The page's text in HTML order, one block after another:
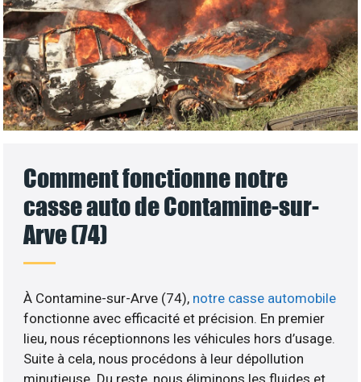
Comment fonctionne notre
casse auto de Contamine-sur-
Arve (74)
À Contamine-sur-Arve (74), notre casse automobile
fonctionne avec efficacité et précision. En premier
lieu, nous réceptionnons les véhicules hors d’usage.
Suite à cela, nous procédons à leur dépollution